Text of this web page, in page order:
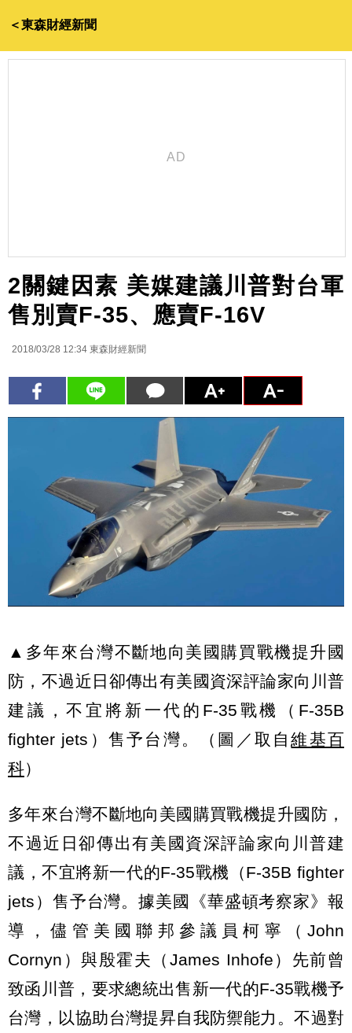
＜東森財經新聞
2關鍵因素 美媒建議川普對台軍
售別賣F-35、應賣F-16V
2018/03/28 12:34 東森財經新聞
▲多年來台灣不斷地向美國購買戰機提升國
防，不過近日卻傳出有美國資深評論家向川普
建議，不宜將新一代的F-35戰機（F-35B
fighter jets）售予台灣。（圖／取自維基百
科）
多年來台灣不斷地向美國購買戰機提升國防，
不過近日卻傳出有美國資深評論家向川普建
議，不宜將新一代的F-35戰機（F-35B fighter
jets）售予台灣。據美國《華盛頓考察家》報
導，儘管美國聯邦參議員柯寧（John
Cornyn）與殷霍夫（James Inhofe）先前曾
致函川普，要求總統出售新一代的F-35戰機予
台灣，以協助台灣提昇自我防禦能力。不過對